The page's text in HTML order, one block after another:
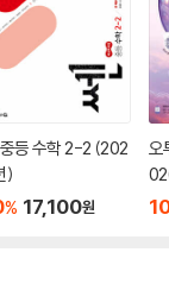
등 수학 2-2 (202
)
% 17,100원
오